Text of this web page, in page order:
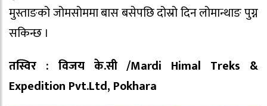
मुस्ताङको जोमसोममा बास बसेपछि दोस्रो दिन लोमान्थाङ पुग्न
सकिन्छ ।
तस्विर : विजय के.सी /Mardi Himal Treks &
Expedition Pvt.Ltd, Pokhara